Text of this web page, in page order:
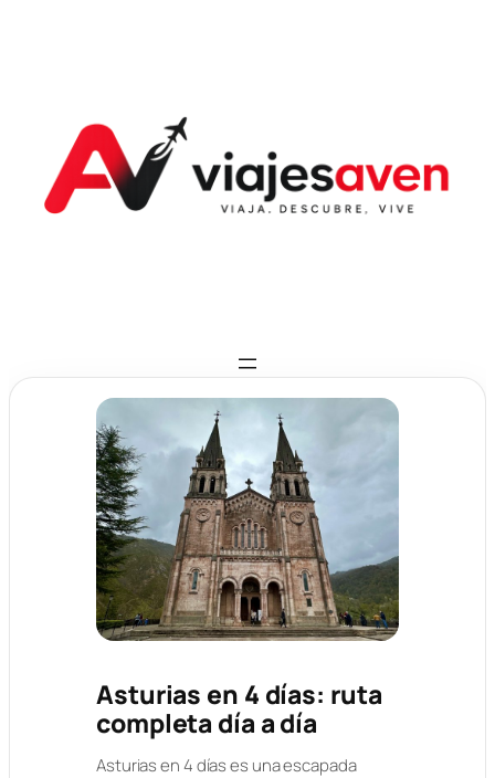
Asturias en 4 días: ruta
completa día a día
Asturias en 4 días es una escapada